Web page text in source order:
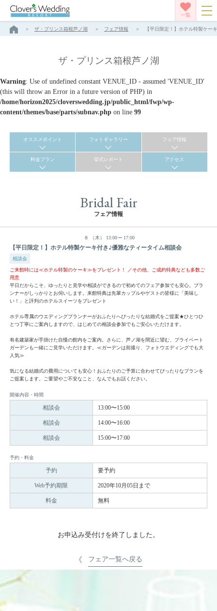
一覧
ザ・プリンス箱根芦ノ湖 フェア情報 【平日限定！】ホテル特製ケー
ザ・プリンス箱根芦ノ湖
Warning: Use of undefined constant VENUE_ID - assumed 'VENUE_ID'
(this will throw an Error in a future version of PHP) in
/home/horizon2025/cloverswedding.jp/public_html/fwp/wp-
content/themes/base/parts/subnav.php on line 99
オススメポイント フォトギャラリー フェア情報
料金プラン 挙式レポート アクセス
Bridal Fair
フェア情報
８ （木） 13:00 17:00
【平日限定！】ホテル特製ケーキ付き♪優雅なティータイム相談会
相談会
ご来館時には≪ホテル特製のケーキ≫をプレゼント！ ／その他、ご成約特典なども多数ご
用意
平日だからこそ、ゆったりと見学や相談ができるので初めてのフェア参加でも安心。プラ
ンナーがしっかりとお伺いします。来館特典は先輩カップルやゲストの皆様に「美味し
い！」と評判のホテルスイーツをプレゼント
ホテル専属のウエディングプランナーがおふたりへぴったりな結婚式をご提案★ひとつひ
とつ丁寧にご案内しますので、はじめての相談会参加でもご安心いただけます。
有名建築家が手掛けた自慢の館内をご案内。さらに、芦ノ湖を間近に望む、プライベート
ガーデンも一緒にご見学いただけます。≪ガーデンは前撮り、フォトウエディングでも大
人気≫
気になる結婚式の費用についても安心！おふたりのご予算に合わせてぴったりなプランを
ご提案します。ご要望やご不安なこと、なんでもお話ください。
開催内容・時間
相談会 13:00〜15:00
相談会 14:00〜16:00
相談会 15:00〜17:00
予約・料金
予約 要予約
Web予約期限 2020年10月05日まで
料金 無料
お申込み受付けを終了しました。
フェア一覧へ戻る